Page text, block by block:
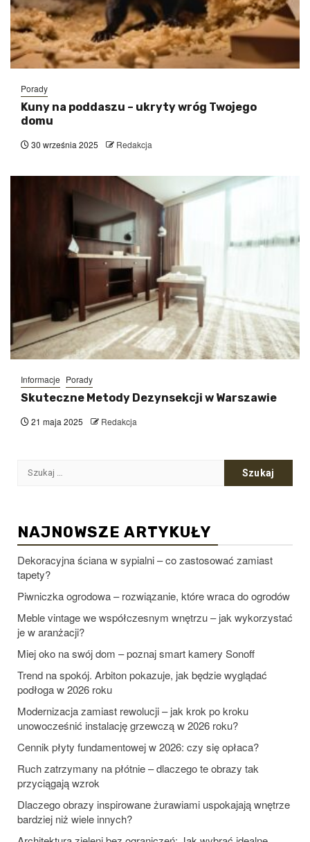
Porady
Kuny na poddaszu – ukryty wróg Twojego
domu
30 września 2025 Redakcja
Informacje Porady
Skuteczne Metody Dezynsekcji w Warszawie
21 maja 2025 Redakcja
Szukaj:
NAJNOWSZE ARTYKUŁY
Dekoracyjna ściana w sypialni – co zastosować zamiast
tapety?
Piwniczka ogrodowa – rozwiązanie, które wraca do ogrodów
Meble vintage we współczesnym wnętrzu – jak wykorzystać
je w aranżacji?
Miej oko na swój dom – poznaj smart kamery Sonoff
Trend na spokój. Arbiton pokazuje, jak będzie wyglądać
podłoga w 2026 roku
Modernizacja zamiast rewolucji – jak krok po kroku
unowocześnić instalację grzewczą w 2026 roku?
Cennik płyty fundamentowej w 2026: czy się opłaca?
Ruch zatrzymany na płótnie – dlaczego te obrazy tak
przyciągają wzrok
Dlaczego obrazy inspirowane żurawiami uspokajają wnętrze
bardziej niż wiele innych?